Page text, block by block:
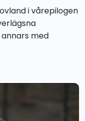
i vårepilogen
annars med